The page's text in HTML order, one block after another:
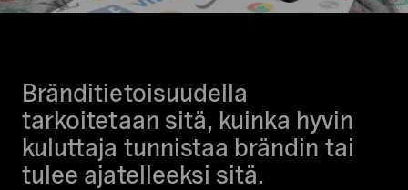
Bränditietoisuudella
tarkoitetaan sitä, kuinka hyvin
kuluttaja tunnistaa brändin tai
tulee ajatelleeksi sitä.